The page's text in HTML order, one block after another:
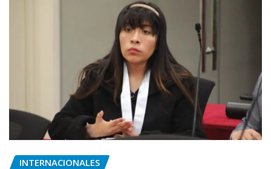
INTERNACIONALES